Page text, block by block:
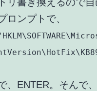
ロンプトで、
、ENTER。そんで